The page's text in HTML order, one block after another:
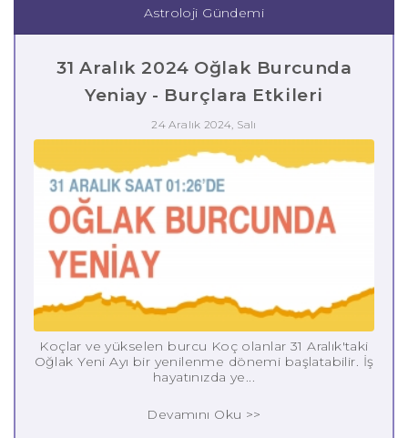
Astroloji Gündemi
31 Aralık 2024 Oğlak Burcunda
Yeniay - Burçlara Etkileri
24 Aralık 2024, Salı
Koçlar ve yükselen burcu Koç olanlar 31 Aralık'taki
Oğlak Yeni Ayı bir yenilenme dönemi başlatabilir. İş
hayatınızda ye...
Devamını Oku >>